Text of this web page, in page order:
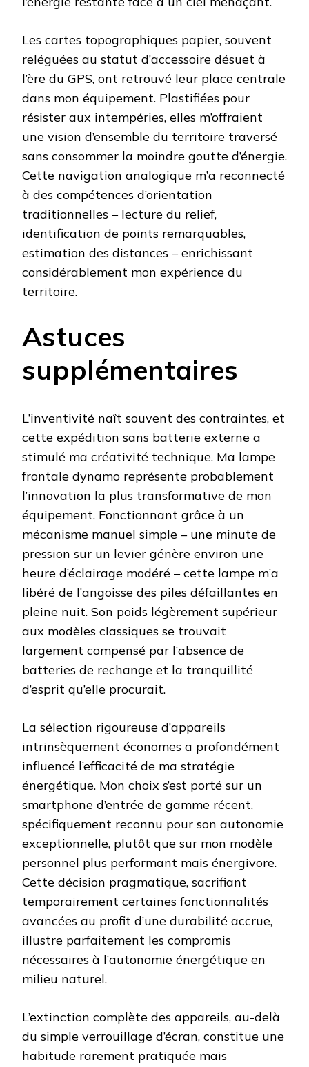
Les cartes topographiques papier, souvent
reléguées au statut d’accessoire désuet à
l’ère du GPS, ont retrouvé leur place centrale
dans mon équipement. Plastifiées pour
résister aux intempéries, elles m’offraient
une vision d’ensemble du territoire traversé
sans consommer la moindre goutte d’énergie.
Cette navigation analogique m’a reconnecté
à des compétences d’orientation
traditionnelles – lecture du relief,
identification de points remarquables,
estimation des distances – enrichissant
considérablement mon expérience du
territoire.
Astuces
supplémentaires
L’inventivité naît souvent des contraintes, et
cette expédition sans batterie externe a
stimulé ma créativité technique. Ma lampe
frontale dynamo représente probablement
l’innovation la plus transformative de mon
équipement. Fonctionnant grâce à un
mécanisme manuel simple – une minute de
pression sur un levier génère environ une
heure d’éclairage modéré – cette lampe m’a
libéré de l’angoisse des piles défaillantes en
pleine nuit. Son poids légèrement supérieur
aux modèles classiques se trouvait
largement compensé par l’absence de
batteries de rechange et la tranquillité
d’esprit qu’elle procurait.
La sélection rigoureuse d’appareils
intrinsèquement économes a profondément
influencé l’efficacité de ma stratégie
énergétique. Mon choix s’est porté sur un
smartphone d’entrée de gamme récent,
spécifiquement reconnu pour son autonomie
exceptionnelle, plutôt que sur mon modèle
personnel plus performant mais énergivore.
Cette décision pragmatique, sacrifiant
temporairement certaines fonctionnalités
avancées au profit d’une durabilité accrue,
illustre parfaitement les compromis
nécessaires à l’autonomie énergétique en
milieu naturel.
L’extinction complète des appareils, au-delà
du simple verrouillage d’écran, constitue une
habitude rarement pratiquée mais